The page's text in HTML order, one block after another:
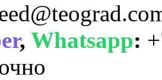
, Whatsapp: